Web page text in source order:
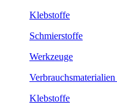
Klebstoffe
Schmierstoffe
Werkzeuge
Klebstoffe